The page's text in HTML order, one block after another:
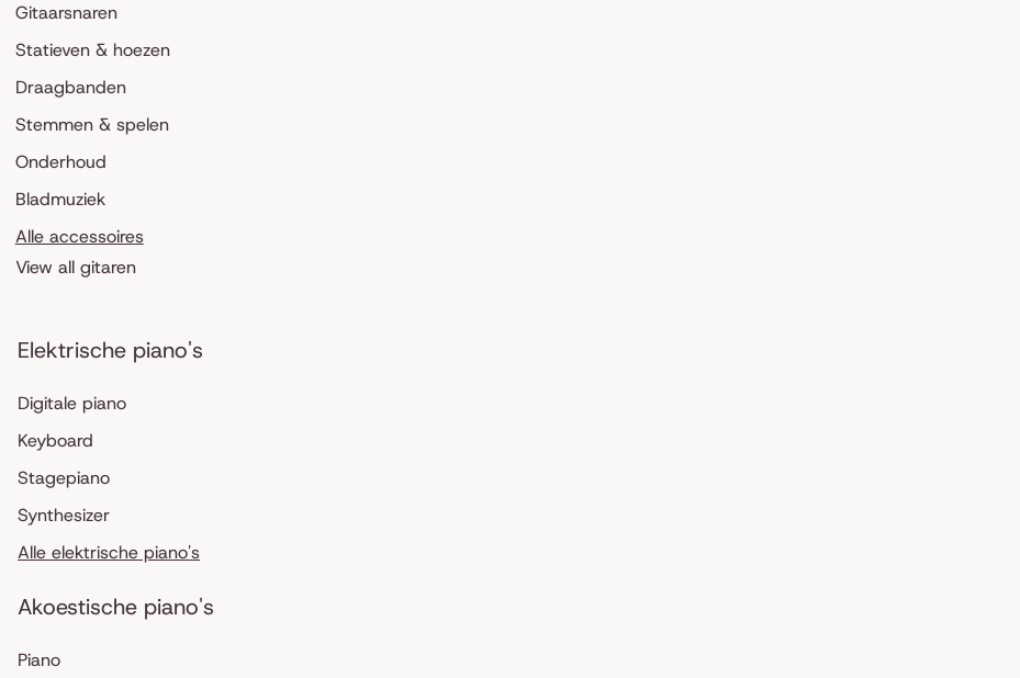
Gitaarsnaren
Statieven & hoezen
Draagbanden
Stemmen & spelen
Onderhoud
Bladmuziek
Alle accessoires
View all gitaren
Elektrische piano's
Digitale piano
Keyboard
Stagepiano
Synthesizer
Alle elektrische piano's
Akoestische piano's
Piano